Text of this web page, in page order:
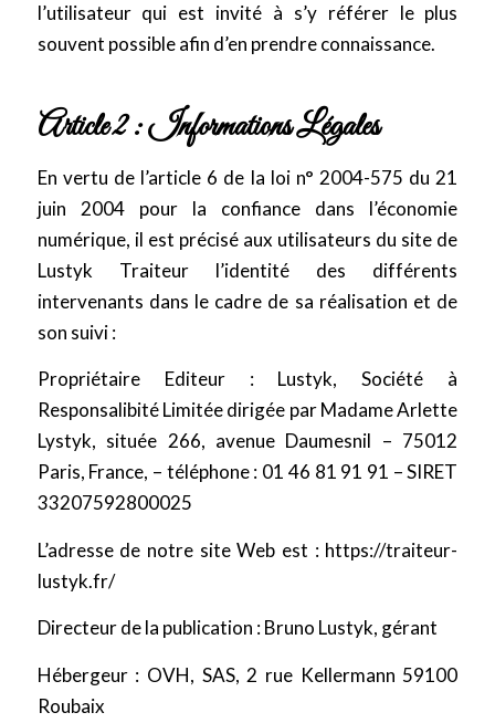
l’utilisateur qui est invité à s’y référer le plus
souvent possible afin d’en prendre connaissance.
Article 2 : Informations Légales
En vertu de l’article 6 de la loi n° 2004-575 du 21
juin 2004 pour la confiance dans l’économie
numérique, il est précisé aux utilisateurs du site de
Lustyk Traiteur l’identité des différents
intervenants dans le cadre de sa réalisation et de
son suivi :
Propriétaire Editeur : Lustyk, Société à
Responsalibité Limitée dirigée par Madame Arlette
Lystyk, située 266, avenue Daumesnil – 75012
Paris, France, – téléphone : 01 46 81 91 91 – SIRET
33207592800025
L’adresse de notre site Web est : https://traiteur-
lustyk.fr/
Directeur de la publication : Bruno Lustyk, gérant
Hébergeur : OVH, SAS, 2 rue Kellermann 59100
Roubaix